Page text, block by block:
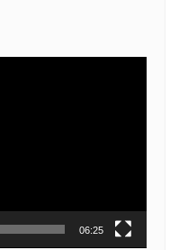
06:25